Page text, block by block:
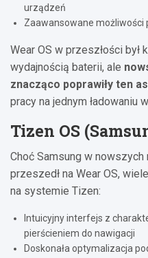
urządzeń
Zaawansowane możliwości
Wear OS w przeszłości
wydajnością baterii, ale
znacząco poprawiły ten
pracy na jednym ładowaniu
Tizen OS
Choć Samsung w nowszych
przeszedł na Wear OS,
na systemie Tizen:
Intuicyjny interfejs z
pierścieniem do nawigacji
Doskonała optymalizacja